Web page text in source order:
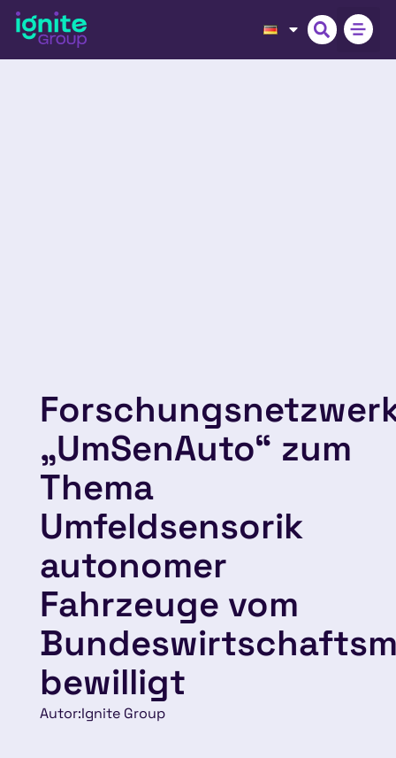
„UmSenAuto“ zum
Thema
Umfeldsensorik
autonomer
Fahrzeuge vom
bewilligt
Autor:Ignite Group